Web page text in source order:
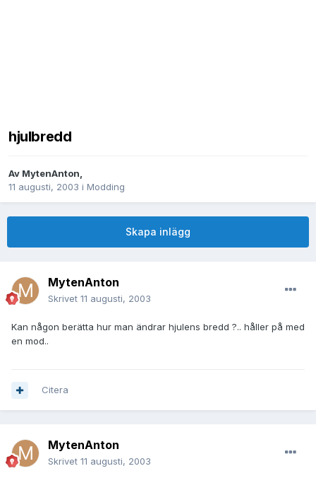
hjulbredd
Av MytenAnton,
11 augusti, 2003 i Modding
Skapa inlägg
MytenAnton
Skrivet 11 augusti, 2003
Kan någon berätta hur man ändrar hjulens bredd ?.. håller på med
en mod..
Citera
MytenAnton
Skrivet 11 augusti, 2003